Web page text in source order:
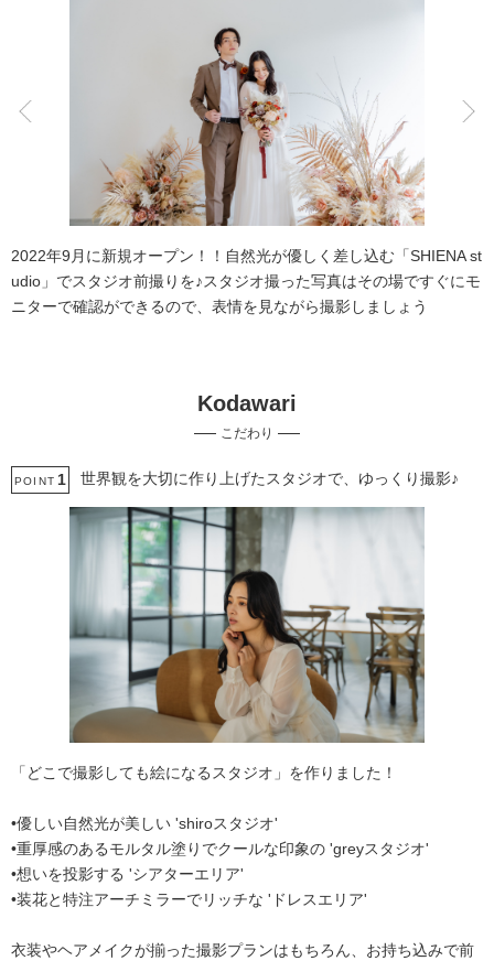
海での撮影 ドローン撮影
スタジオでの撮影
3万円以下のプラン
家族・友人と撮影
持ち込み衣装
人気スポットでの撮影
土日同一料金
2022年9月に新規オープン！！自然光が優しく差し込む「SHIENA st
udio」でスタジオ前撮りを♪スタジオ撮った写真はその場ですぐにモ
ニターで確認ができるので、表情を見ながら撮影しましょう
Kodawari
こだわり
POINT 1 世界観を大切に作り上げたスタジオで、ゆっくり撮影♪
「どこで撮影しても絵になるスタジオ」を作りました！
•優しい自然光が美しい 'shiroスタジオ'
•重厚感のあるモルタル塗りでクールな印象の 'greyスタジオ'
•想いを投影する 'シアターエリア'
•装花と特注アーチミラーでリッチな 'ドレスエリア'
衣装やヘアメイクが揃った撮影プランはもちろん、お持ち込みで前